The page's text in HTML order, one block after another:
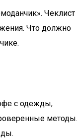
Чеклист
Что должно